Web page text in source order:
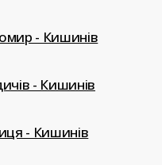
- Кишинів
- Кишинів
- Кишинів